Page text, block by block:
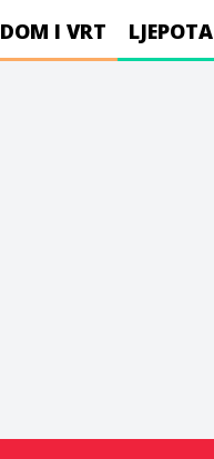
DOM I VRT LJEPOTA